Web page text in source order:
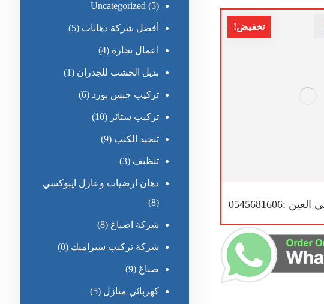
تخفيض!
:0545681606
Uncategorized (5)
أفضل شركة دهانات (5)
اعمال نجارة (4)
بديل الخشب للجدران (1)
تركيب جبس بورد (6)
تركيب ستائر (10)
تنجيد الكنب (9)
تنظيف (3)
دهان ارضيات وعازل ايبوكسي
(8)
شركة اصباغ (8)
شركة تركيب سيراميك (0)
صباغ (9)
كهربائي منازل (5)